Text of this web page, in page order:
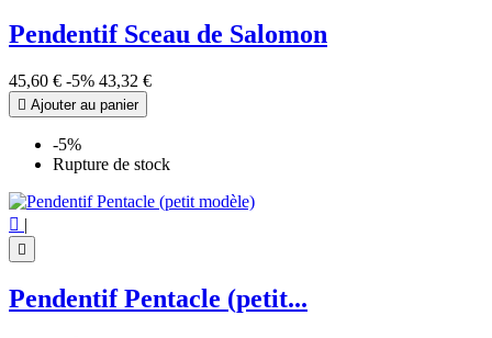
Pendentif Sceau de Salomon
45,60 € -5% 43,32 €
 Ajouter au panier
-5%
Rupture de stock
 |

Pendentif Pentacle (petit...